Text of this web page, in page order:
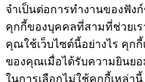
จำเป็นต่อการทำงานของฟัง
คุกกี้ของบุคคลที่สามที่ช่วยเร
คุณใช้เว็บไซต์นี้อย่างไร คุกกี้
ของคุณเมื่อได้รับความยินย
ในการเลือกไม่ใช้คุกกี้เหล่า